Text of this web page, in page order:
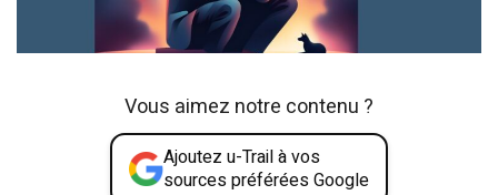
Vous aimez notre contenu ?
Ajoutez u-Trail à vos
sources préférées Google